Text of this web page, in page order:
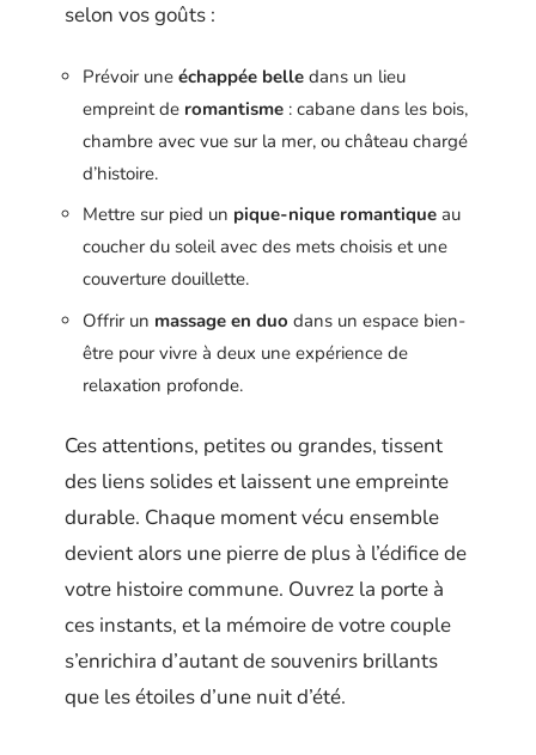
selon vos goûts :
Prévoir une échappée belle dans un lieu
empreint de romantisme : cabane dans les bois,
chambre avec vue sur la mer, ou château chargé
d’histoire.
Mettre sur pied un pique-nique romantique au
coucher du soleil avec des mets choisis et une
couverture douillette.
Offrir un massage en duo dans un espace bien-
être pour vivre à deux une expérience de
relaxation profonde.
Ces attentions, petites ou grandes, tissent
des liens solides et laissent une empreinte
durable. Chaque moment vécu ensemble
devient alors une pierre de plus à l’édifice de
votre histoire commune. Ouvrez la porte à
ces instants, et la mémoire de votre couple
s’enrichira d’autant de souvenirs brillants
que les étoiles d’une nuit d’été.